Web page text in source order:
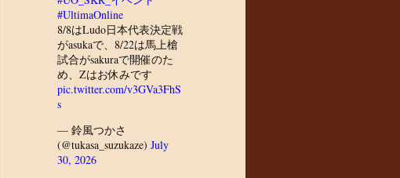
#UltimaOnline
8/8はLudo日本代表決定戦
がasukaで、8/22は馬上槍
試合がsakuraで開催のた
め、Zはお休みです
pic.twitter.com/v3GVa3FhS
s
— 鈴風つかさ
(@tukasa_suzukaze) July
30, 2026